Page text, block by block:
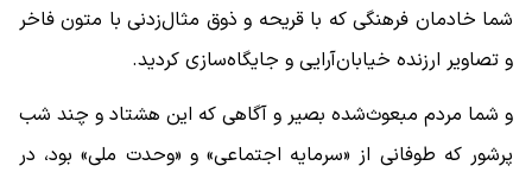
شما خادمان فرهنگی که با قریحه و ذوق مثال‌زدنی با متون فاخر
و تصاویر ارزنده خیابان‌آرایی و جایگاه‌سازی کردید.
و شما مردم مبعوث‌شده بصیر و آگاهی که این هشتاد و چند شب
پرشور که طوفانی از «سرمایه اجتماعی» و «وحدت ملی» بود، در